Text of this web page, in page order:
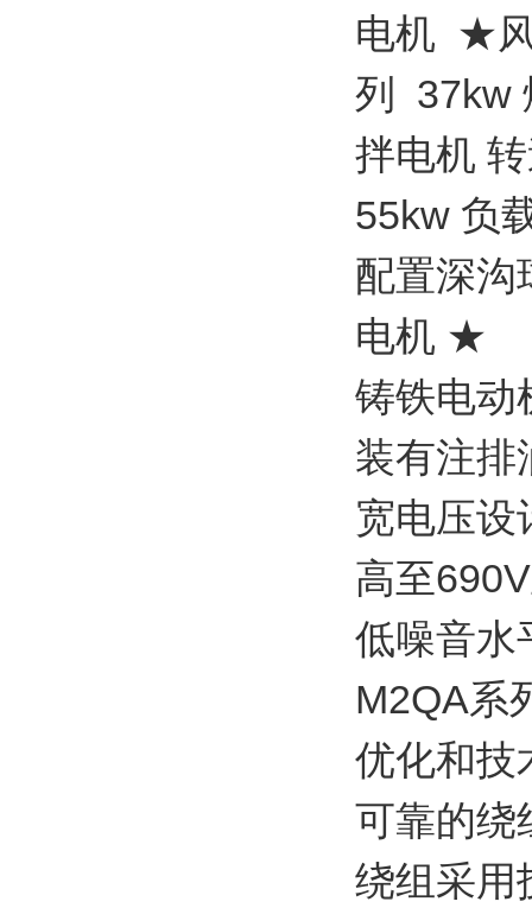
电机 ★风
列 37kw
拌电机
55kw 负
配置深沟
电机 ★
铸铁电动
装有注排
宽电压设
高至
低噪音水
M2QA系
优化和技
可靠的绕
绕组采用